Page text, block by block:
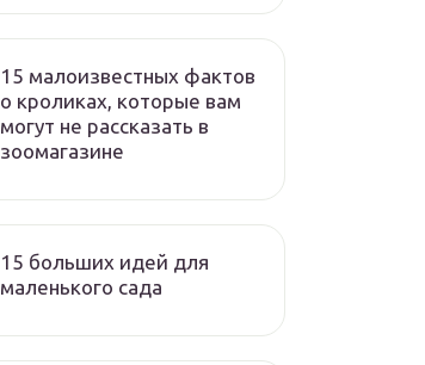
15 малоизвестных фактов
о кроликах, которые вам
могут не рассказать в
зоомагазине
15 больших идей для
маленького сада